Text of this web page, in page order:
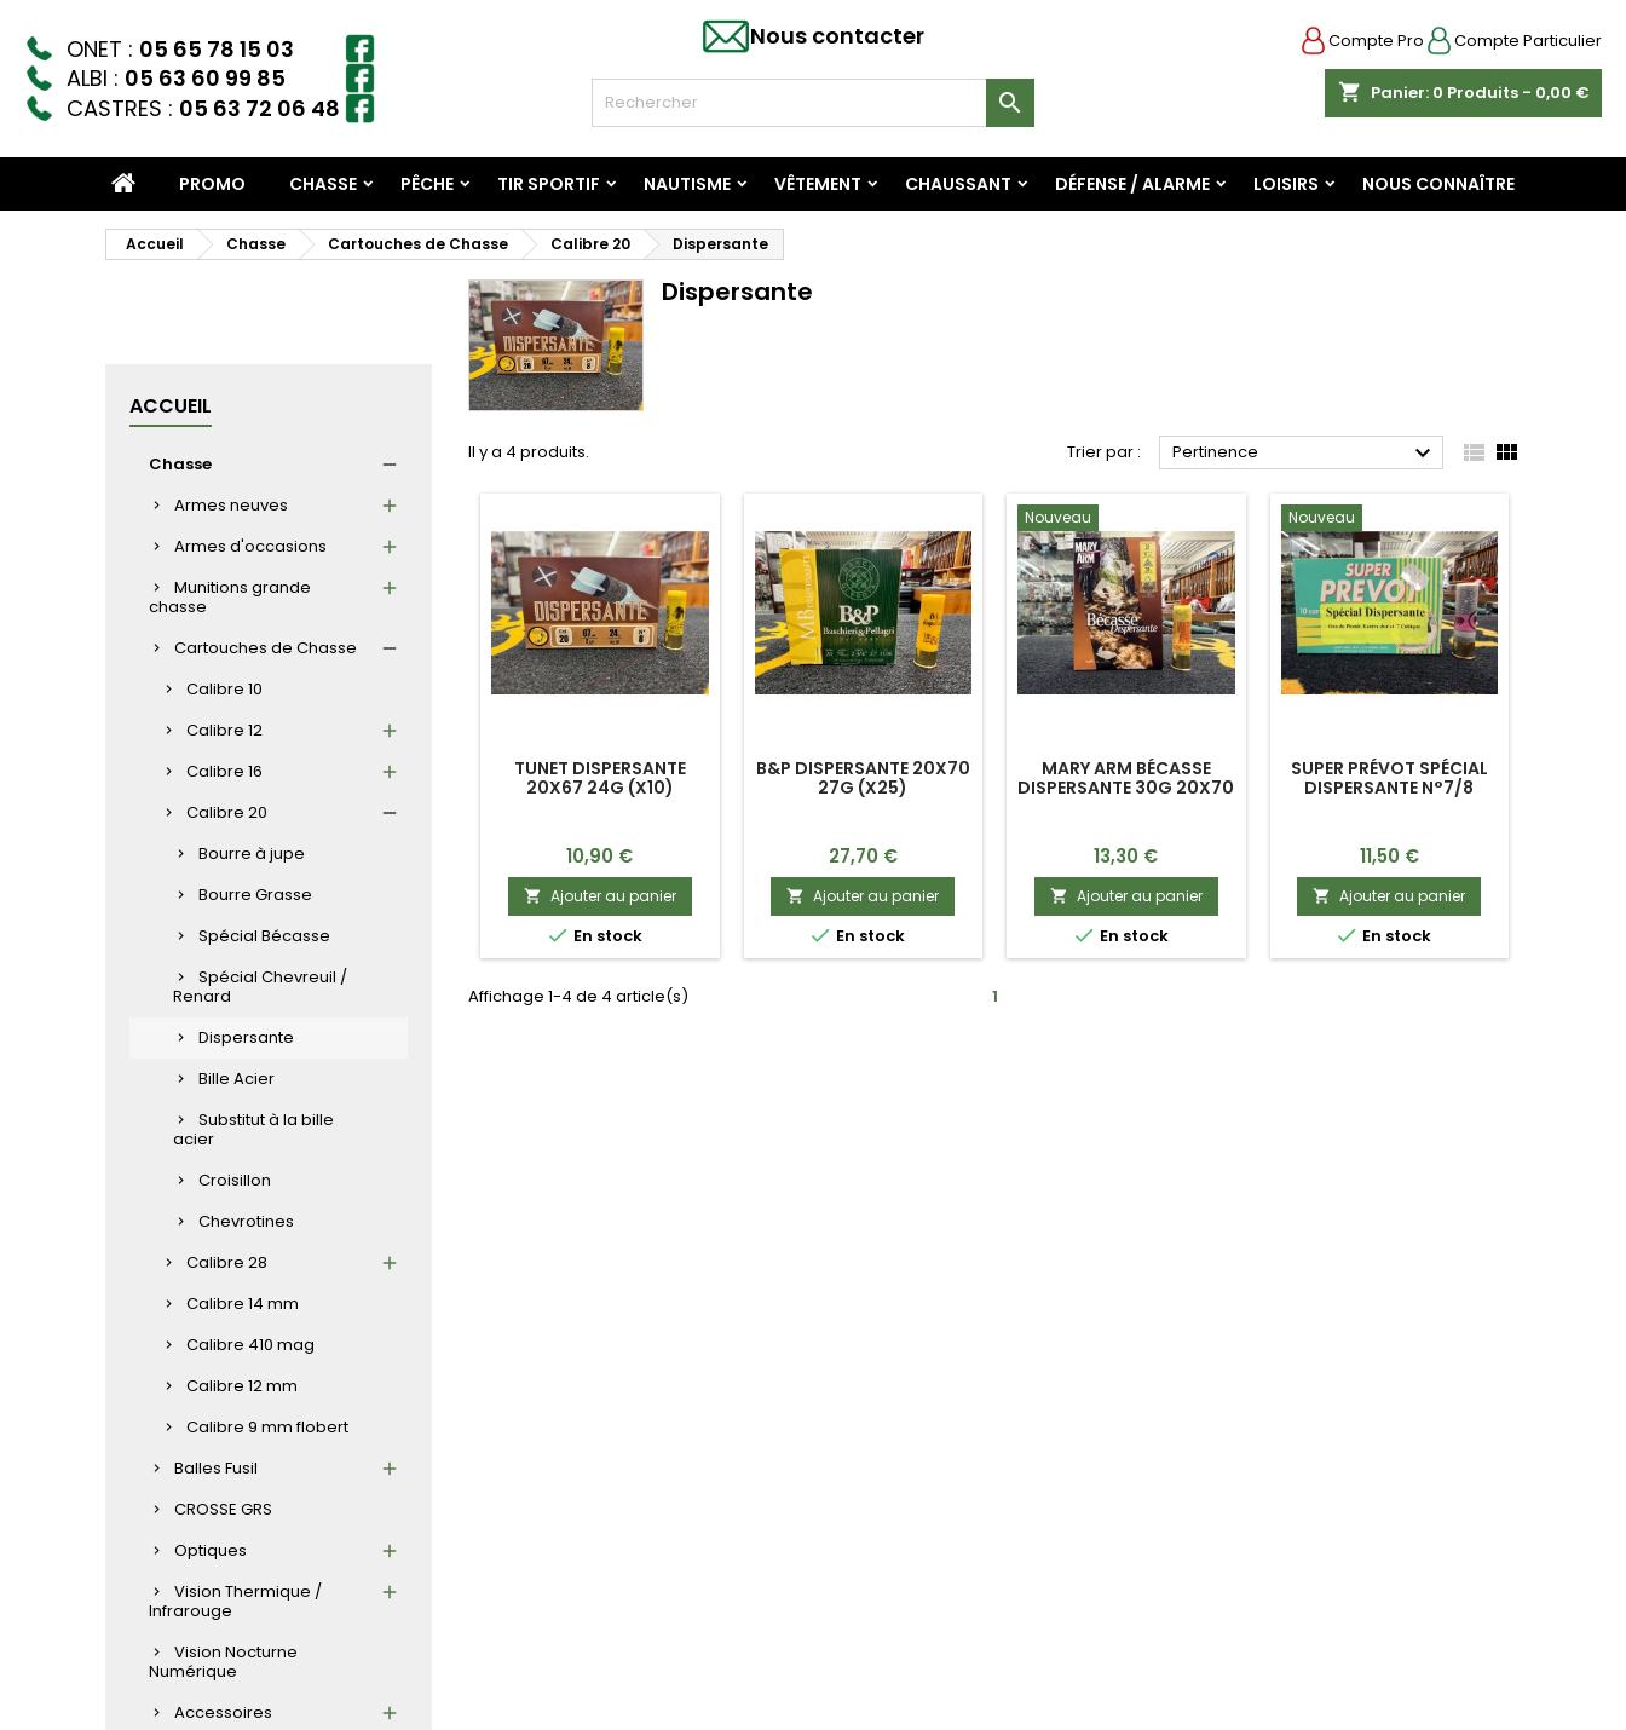
ONET : 05 65 78 15 03
ALBI : 05 63 60 99 85
CASTRES : 05 63 72 06 48
Nous contacter

Compte Pro Compte Particulier
shopping_cart Panier: 0 Produits - 0,00 €
PROMO CHASSE PÊCHE TIR SPORTIF NAUTISME VÊTEMENT CHAUSSANT DÉFENSE / ALARME LOISIRS NOUS CONNAÎTRE
Accueil Chasse Cartouches de Chasse Calibre 20 Dispersante
ACCUEIL
Chasse
Armes neuves
Armes d'occasions
Munitions grande
chasse
Cartouches de Chasse
Calibre 10
Calibre 12
Calibre 16
Calibre 20
Bourre à jupe
Bourre Grasse
Spécial Bécasse
Spécial Chevreuil /
Renard
Dispersante
Bille Acier
Substitut à la bille
acier
Croisillon
Chevrotines
Calibre 28
Calibre 14 mm
Calibre 410 mag
Calibre 12 mm
Calibre 9 mm flobert
Balles Fusil
CROSSE GRS
Optiques
Vision Thermique /
Infrarouge
Vision Nocturne
Numérique
Accessoires
Dispersante
Il y a 4 produits. Trier par : Pertinence   
TUNET DISPERSANTE
20X67 24G (X10)
Prix
10,90 €
 Ajouter au panier
 En stock
B&P DISPERSANTE 20X70
27G (X25)
Prix
27,70 €
 Ajouter au panier
 En stock
Nouveau
MARY ARM BÉCASSE
DISPERSANTE 30G 20X70
Prix
13,30 €
 Ajouter au panier
 En stock
Nouveau
SUPER PRÉVOT SPÉCIAL
DISPERSANTE N°7/8
Prix
11,50 €
 Ajouter au panier
 En stock
Affichage 1-4 de 4 article(s) 1